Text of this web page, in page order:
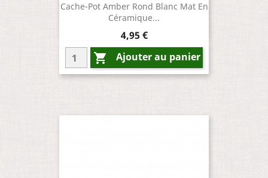
Cache-Pot Amber Rond Blanc Mat En
Céramique...
Prix
4,95 €
 Ajouter au panier